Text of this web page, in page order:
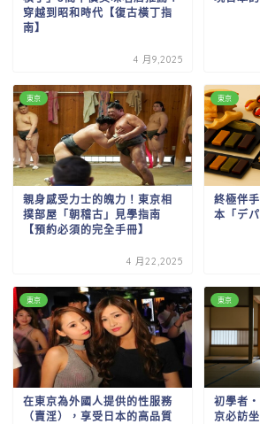
穿越到昭和時代【復古橫丁指
南】
4 月9,2025
東京
親身感受力士的魄力！東京相
撲部屋「朝稽古」見學指南
【預約必須的完全手冊】
4 月22,2025
東京
終極伴
本「デ
東京
在東京為外國人提供的性服務
（賣淫），享受日本的高品質
東京
初學者
京必訪